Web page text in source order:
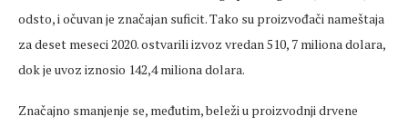
odsto, i očuvan je značajan suficit. Tako su proizvođači nameštaja
za deset meseci 2020. ostvarili izvoz vredan 510, 7 miliona dolara,
dok je uvoz iznosio 142,4 miliona dolara.
Značajno smanjenje se, međutim, beleži u proizvodnji drvene